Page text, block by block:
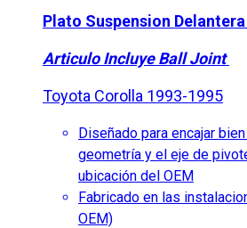
Plato Suspension
Articulo Incluye Ball Joint
Toyota Corolla 1993-1995
Diseñado para encajar
geometría y el eje de
ubicación del OEM
Fabricado en las
OEM)